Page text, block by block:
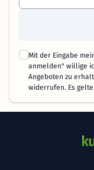
Mit der Eingabe
anmelden" willige
Angeboten zu
widerrufen. Es